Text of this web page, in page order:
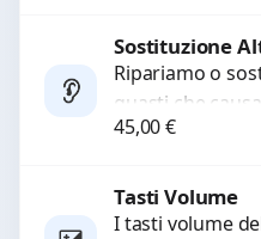
Sostituzione
Ripariamo o
guasti che
basso o
45,00€
Tasti Volume
I tasti volume